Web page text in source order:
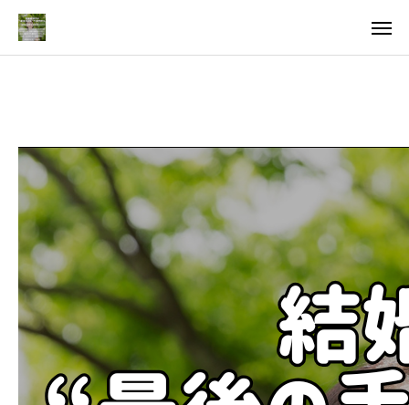
アクセス
TOP
料金について
成婚までの流れ
会員様からの喜びの声
よくあるご質問